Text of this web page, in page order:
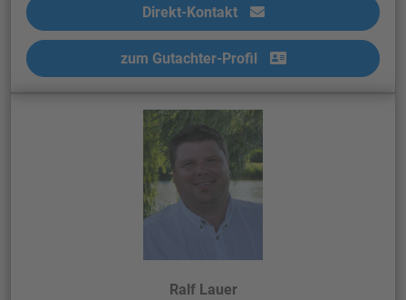
Direkt-Kontakt
zum Gutachter-Profil
Ralf Lauer